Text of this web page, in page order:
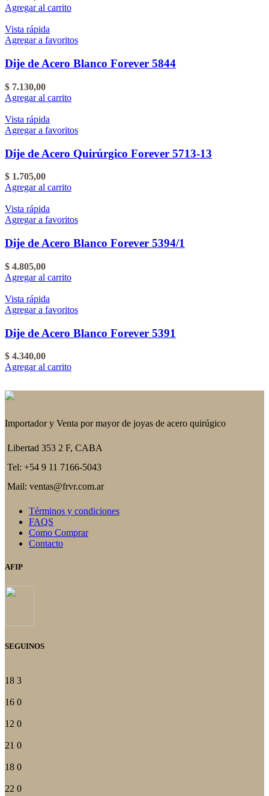
Agregar al carrito
Vista rápida
Agregar a favoritos
Dije de Acero Blanco Forever 5844
$ 7.130,00
Agregar al carrito
Vista rápida
Agregar a favoritos
Dije de Acero Quirúrgico Forever 5713-13
$ 1.705,00
Agregar al carrito
Vista rápida
Agregar a favoritos
Dije de Acero Blanco Forever 5394/1
$ 4.805,00
Agregar al carrito
Vista rápida
Agregar a favoritos
Dije de Acero Blanco Forever 5391
$ 4.340,00
Agregar al carrito
Importador y Venta por mayor de joyas de acero quirúgico
Libertad 353 2 F, CABA
Tel: +54 9 11 7166-5043
Mail: ventas@frvr.com.ar
Términos y condiciones
FAQS
Como Comprar
Contacto
AFIP
SEGUINOS
18 3
16 0
12 0
21 0
18 0
22 0